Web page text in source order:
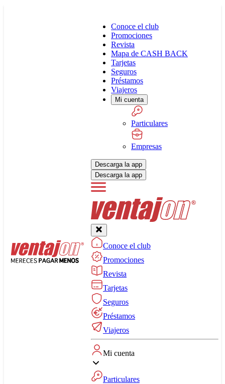
Conoce el club
Promociones
Revista
Mapa de CASH BACK
Tarjetas
Seguros
Préstamos
Viajeros
Mi cuenta
Particulares
Empresas
Descarga la app
Descarga la app
Conoce el club
Promociones
Revista
Tarjetas
Seguros
Préstamos
Viajeros
Mi cuenta
Particulares